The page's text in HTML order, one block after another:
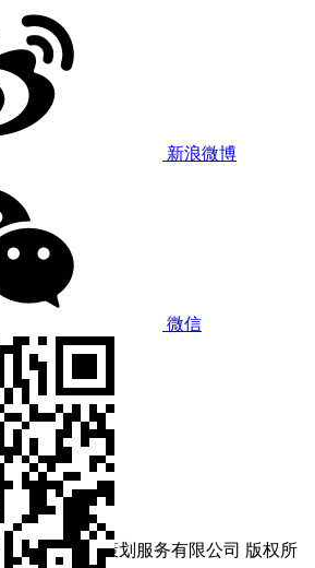
学颂强咨询策划服务有限公司 版权所
新浪微博
微信